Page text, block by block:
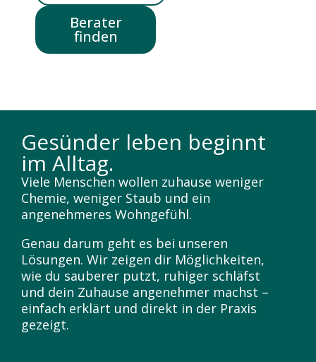
Berater
finden
Gesünder leben beginnt
im Alltag.
Viele Menschen wollen zuhause weniger
Chemie, weniger Staub und ein
angenehmeres Wohngefühl.
Genau darum geht es bei unseren
Lösungen. Wir zeigen dir Möglichkeiten,
wie du sauberer putzt, ruhiger schläfst
und dein Zuhause angenehmer machst –
einfach erklärt und direkt in der Praxis
gezeigt.